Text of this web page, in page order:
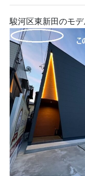
駿河区東新田のモ
ルームツアー
お知らせ
コラム
会社案内
ZEH
不動産情報(土地･
サイトマップ